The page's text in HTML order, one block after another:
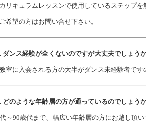
リキュラムレッスンで使用しているステップを
希望の方はお問い合せ下さい。
ダンス経験が全くないのですが大丈夫でしょう
室に入会される方の大半がダンス未経験者です
どのような年齢層の方が通っているのでしょう
～90歳代まで、幅広い年齢層の方にお越し頂い